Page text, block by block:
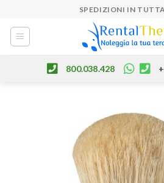
content
SPEDIZIONI IN
800.038.428